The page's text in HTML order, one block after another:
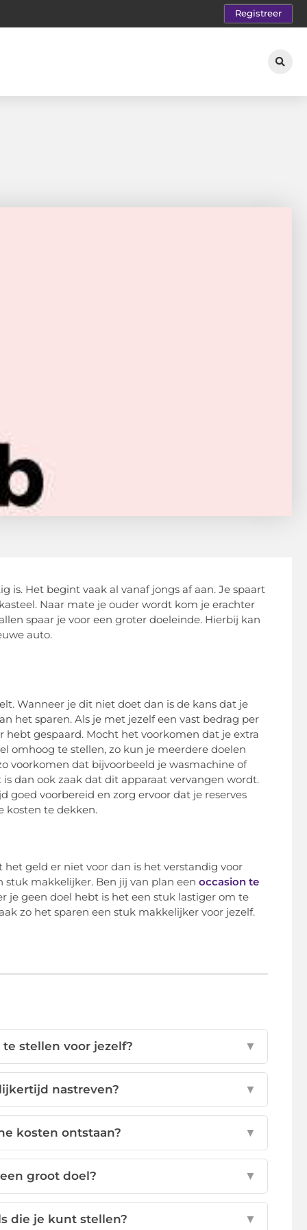
Registreer
is. Het begint vaak al vanaf jongs af aan. Je spaart
Naar mate je ouder wordt kom je erachter
spaar je voor een groter doeleinde. Hierbij kan
auto.
Wanneer je dit niet doet dan is de kans dat je
het sparen. Als je met jezelf een vast bedrag per
gespaard. Mocht het voorkomen dat je extra
omhoog te stellen, zo kun je meerdere doelen
voorkomen dat bijvoorbeeld je wasmachine of
dan ook zaak dat dit apparaat vervangen wordt.
goed voorbereid en zorg ervoor dat je reserves
kosten te dekken.
geld er niet voor dan is het verstandig voor
stuk makkelijker. Ben jij van plan een occasion te
je geen doel hebt is het een stuk lastiger om te
zo het sparen een stuk makkelijker voor jezelf.
stellen voor jezelf? ▼
nastreven? ▼
kosten ontstaan? ▼
groot doel? ▼
die je kunt stellen? ▼